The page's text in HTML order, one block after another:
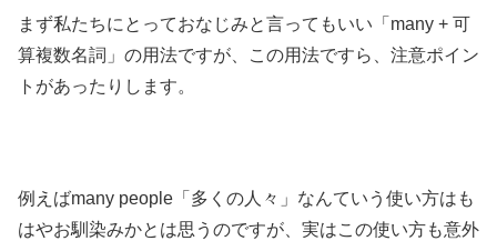
まず私たちにとっておなじみと言ってもいい「many + 可
算複数名詞」の用法ですが、この用法ですら、注意ポイン
トがあったりします。
例えばmany people「多くの人々」なんていう使い方はも
はやお馴染みかとは思うのですが、実はこの使い方も意外